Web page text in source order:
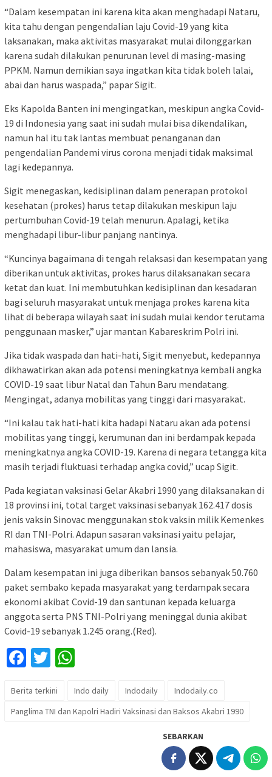
“Dalam kesempatan ini karena kita akan menghadapi Nataru,
kita tahu dengan pengendalian laju Covid-19 yang kita
laksanakan, maka aktivitas masyarakat mulai dilonggarkan
karena sudah dilakukan penurunan level di masing-masing
PPKM. Namun demikian saya ingatkan kita tidak boleh lalai,
abai dan harus waspada,” papar Sigit.
Eks Kapolda Banten ini mengingatkan, meskipun angka Covid-
19 di Indonesia yang saat ini sudah mulai bisa dikendalikan,
namun hal itu tak lantas membuat penanganan dan
pengendalian Pandemi virus corona menjadi tidak maksimal
lagi kedepannya.
Sigit menegaskan, kedisiplinan dalam penerapan protokol
kesehatan (prokes) harus tetap dilakukan meskipun laju
pertumbuhan Covid-19 telah menurun. Apalagi, ketika
menghadapi libur-libur panjang nantinya.
“Kuncinya bagaimana di tengah relaksasi dan kesempatan yang
diberikan untuk aktivitas, prokes harus dilaksanakan secara
ketat dan kuat. Ini membutuhkan kedisiplinan dan kesadaran
bagi seluruh masyarakat untuk menjaga prokes karena kita
lihat di beberapa wilayah saat ini sudah mulai kendor terutama
penggunaan masker,” ujar mantan Kabareskrim Polri ini.
Jika tidak waspada dan hati-hati, Sigit menyebut, kedepannya
dikhawatirkan akan ada potensi meningkatnya kembali angka
COVID-19 saat libur Natal dan Tahun Baru mendatang.
Mengingat, adanya mobilitas yang tinggi dari masyarakat.
“Ini kalau tak hati-hati kita hadapi Nataru akan ada potensi
mobilitas yang tinggi, kerumunan dan ini berdampak kepada
meningkatnya angka COVID-19. Karena di negara tetangga kita
masih terjadi fluktuasi terhadap angka covid,” ucap Sigit.
Pada kegiatan vaksinasi Gelar Akabri 1990 yang dilaksanakan di
18 provinsi ini, total target vaksinasi sebanyak 162.417 dosis
jenis vaksin Sinovac menggunakan stok vaksin milik Kemenkes
RI dan TNI-Polri. Adapun sasaran vaksinasi yaitu pelajar,
mahasiswa, masyarakat umum dan lansia.
Dalam kesempatan ini juga diberikan bansos sebanyak 50.760
paket sembako kepada masyarakat yang terdampak secara
ekonomi akibat Covid-19 dan santunan kepada keluarga
anggota serta PNS TNI-Polri yang meninggal dunia akibat
Covid-19 sebanyak 1.245 orang.(Red).
Facebook
Twitter
Berita terkini Indo daily Indodaily
Indodaily.co
Panglima TNI dan Kapolri Hadiri Vaksinasi dan Baksos Akabri 1990
SEBARKAN